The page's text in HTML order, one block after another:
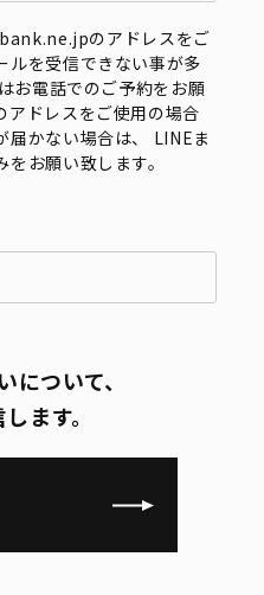
のアドレスをご
ルを受信できない事が多
お電話でのご予約をお願
アドレスをご使用の場合
届かない場合は、 LINEま
お願い致します。
について、
ます。